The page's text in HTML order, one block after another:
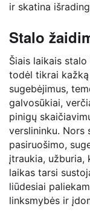
ir skatina
Stalo
Šiais laikais
todėl tikrai
sugebėjimus,
galvosūkiai,
pinigų
verslininku. Nors
pasiruošimo,
įtraukia, užburia,
laikas tarsi
liūdesiai
linksmybės ir